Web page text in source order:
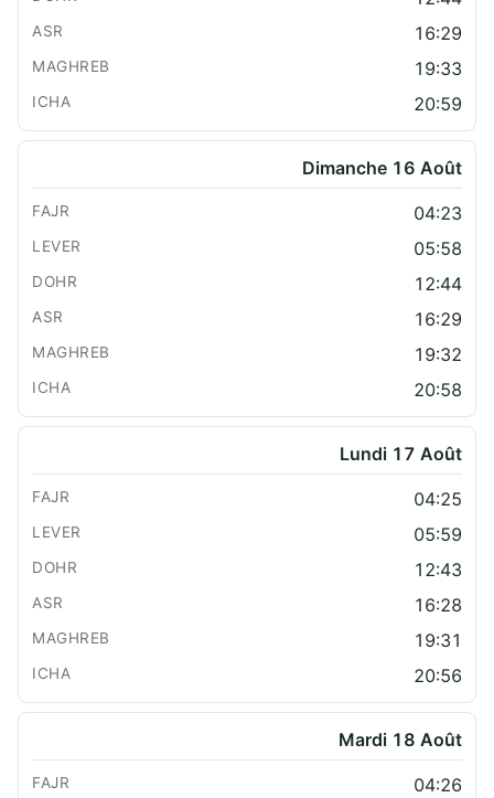
16:29
19:33
20:59
Dimanche 16 Août
04:23
05:58
12:44
16:29
19:32
20:58
Lundi 17 Août
04:25
05:59
12:43
16:28
19:31
20:56
Mardi 18 Août
04:26